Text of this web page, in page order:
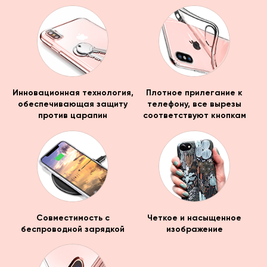
Инновационная технология,
обеспечивающая защиту
против царапин
Плотное прилегание к
телефону, все вырезы
соответствуют кнопкам
Совместимость с
беспроводной зарядкой
Четкое и насыщенное
изображение